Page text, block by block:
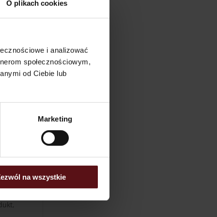
O plikach cookies
i analizować
społecznościowym,
od Ciebie lub
Marketing
na wszystkie
jest
z